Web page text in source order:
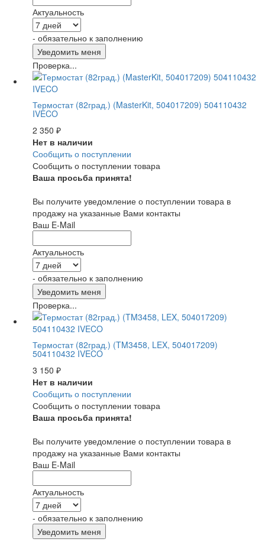
Актуальность
- обязательно к заполнению
Проверка...
Термостат (82град.) (MasterKit, 504017209) 504110432
IVECO
2 350 ₽
Нет в наличии
Сообщить о поступлении
Сообщить о поступлении товара
Ваша просьба принята!
Вы получите уведомление о поступлении товара в
продажу на указанные Вами контакты
Ваш E-Mail
Актуальность
- обязательно к заполнению
Проверка...
Термостат (82град.) (TM3458, LEX, 504017209)
504110432 IVECO
3 150 ₽
Нет в наличии
Сообщить о поступлении
Сообщить о поступлении товара
Ваша просьба принята!
Вы получите уведомление о поступлении товара в
продажу на указанные Вами контакты
Ваш E-Mail
Актуальность
- обязательно к заполнению